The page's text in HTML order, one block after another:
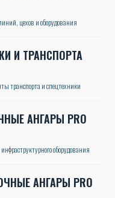
цехов и оборудования
И ТРАНСПОРТА
транспорта и спецтехники
АНГАРЫ PRO
оборудования
АНГАРЫ PRO